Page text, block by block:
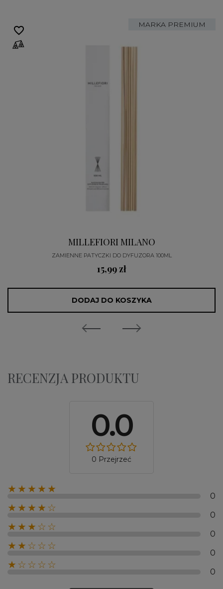
MARKA PREMIUM
MILLEFIORI MILANO
ZAMIENNE PATYCZKI DO DYFUZORA 100ML
15,99 zł
DODAJ DO KOSZYKA
favorite_border
RECENZJA PRODUKTU
0.0
0 Przejrzeć
★★★★★
0
★★★★☆
0
★★★☆☆
0
★★☆☆☆
0
★☆☆☆☆
0